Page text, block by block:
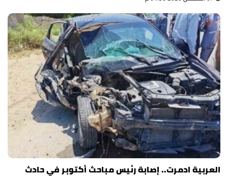
العربية ادمرت.. إصابة رئيس مباحث أكتوبر في حادث